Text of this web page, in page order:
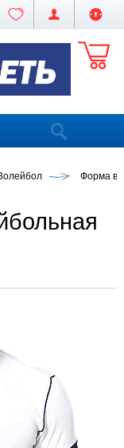
Форма